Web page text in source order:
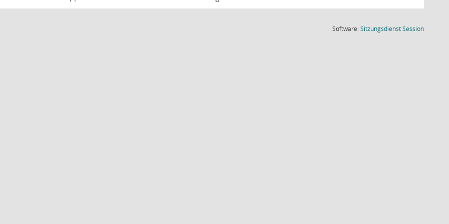
Software:SitzungsdienstSession(Wird in